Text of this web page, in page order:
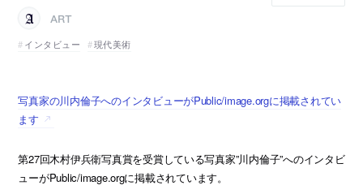
ART
インタビュー
現代美術
写真家の川内倫子へのインタビューがPublic/image.orgに掲載されてい
ます
第27回木村伊兵衛写真賞を受賞している写真家”川内倫子”へのインタビ
ューがPublic/image.orgに掲載されています。